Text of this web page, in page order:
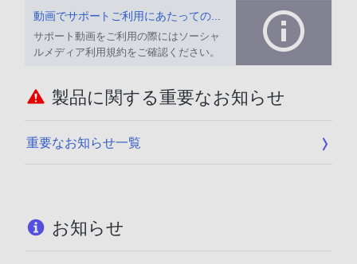
動画でサポートご利用にあたってのお願い
サポート動画をご利用の際にはソーシャ
ルメディア利用規約をご確認ください。
製品に関する重要なお知らせ
重要なお知らせ一覧
お知らせ